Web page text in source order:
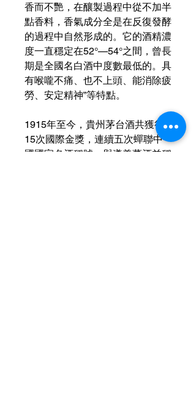
香而不艷，在釀製過程中從不加半
點香料，香氣成分全是在反復發酵
的過程中自然形成的。它的酒精濃
度一直穩定在52°—54°之間，曾長
期是全國名白酒中度數最低的。具
有喉嚨不痛、也不上頭、能消除疲
勞、安定精神”等特點。
1915年至今，貴州茅台酒共獲得
15次國際金獎，連續五次蟬聯中
國國家名酒稱號，與遵義董酒並稱